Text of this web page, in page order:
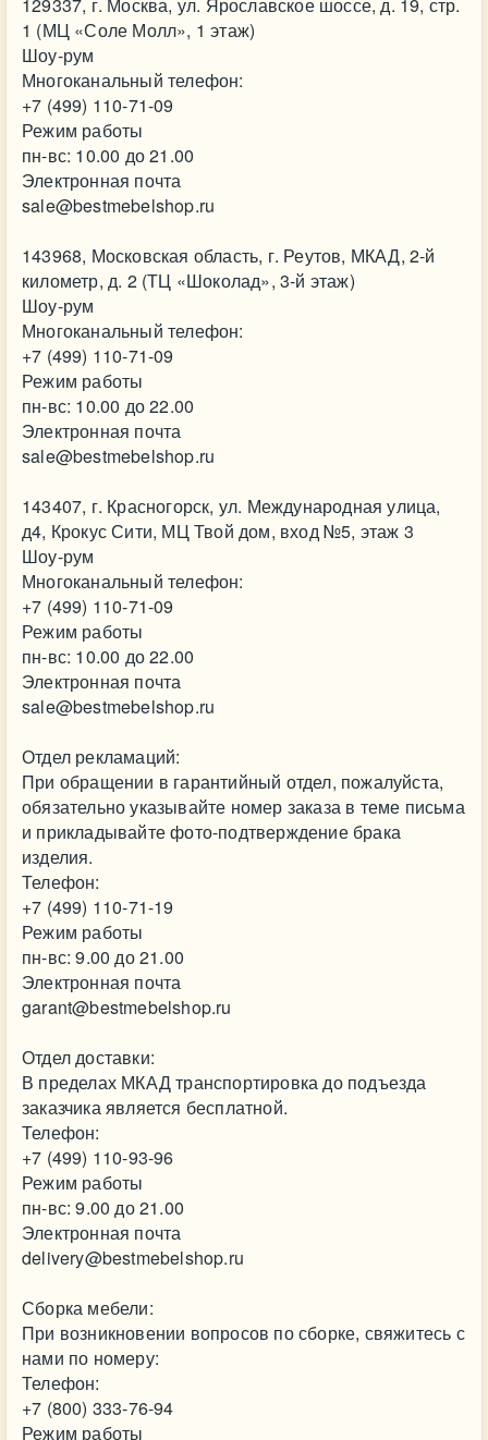
1 (МЦ «Соле Молл», 1 этаж)
Шоу-рум
Многоканальный телефон:
+7 (499) 110-71-09
Режим работы
пн-вс: 10.00 до 21.00
Электронная почта
sale@bestmebelshop.ru
143968, Московская область, г. Реутов, МКАД, 2-й
километр, д. 2 (ТЦ «Шоколад», 3-й этаж)
Шоу-рум
Многоканальный телефон:
+7 (499) 110-71-09
Режим работы
пн-вс: 10.00 до 22.00
Электронная почта
sale@bestmebelshop.ru
143407, г. Красногорск, ул. Международная улица,
д4, Крокус Сити, МЦ Твой дом, вход №5, этаж 3
Шоу-рум
Многоканальный телефон:
+7 (499) 110-71-09
Режим работы
пн-вс: 10.00 до 22.00
Электронная почта
sale@bestmebelshop.ru
Отдел рекламаций:
При обращении в гарантийный отдел, пожалуйста,
обязательно указывайте номер заказа в теме письма
и прикладывайте фото-подтверждение брака
изделия.
Телефон:
+7 (499) 110-71-19
Режим работы
пн-вс: 9.00 до 21.00
Электронная почта
garant@bestmebelshop.ru
Отдел доставки:
В пределах МКАД транспортировка до подъезда
заказчика является бесплатной.
Телефон:
+7 (499) 110-93-96
Режим работы
пн-вс: 9.00 до 21.00
Электронная почта
delivery@bestmebelshop.ru
Сборка мебели:
При возникновении вопросов по сборке, свяжитесь с
нами по номеру:
Телефон:
+7 (800) 333-76-94
Режим работы